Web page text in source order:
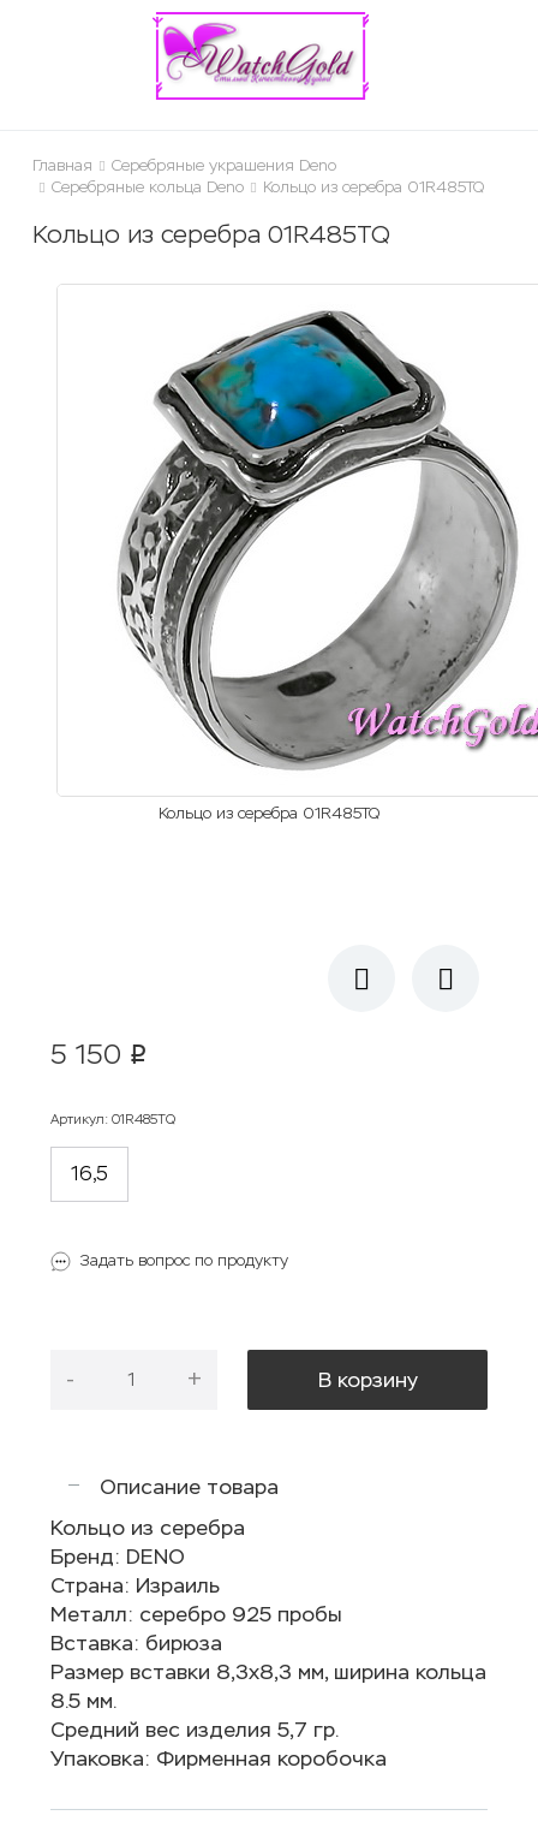
Главная
Серебряные украшения Deno
Серебряные кольца Deno
Кольцо из серебра 01R485TQ
Кольцо из серебра 01R485TQ
Кольцо из серебра 01R485TQ
5 150 p
Артикул: 01R485TQ
16,5
Задать вопрос по продукту
- + В корзину
Описание товара
Кольцо из серебра
Бренд: DENO
Страна: Израиль
Металл: серебро 925 пробы
Вставка: бирюза
Размер вставки 8,3х8,3 мм, ширина кольца
8.5 мм.
Средний вес изделия 5,7 гр.
Упаковка: Фирменная коробочка